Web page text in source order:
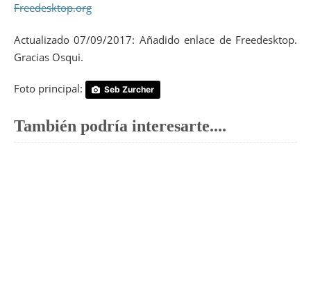
Freedesktop.org
Actualizado 07/09/2017: Añadido enlace de Freedesktop.
Gracias Osqui.
Foto principal: Seb Zurcher
También podría interesarte....